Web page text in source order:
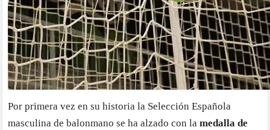
Por primera vez en su historia la Selección Española
masculina de balonmano se ha alzado con lamedalla de